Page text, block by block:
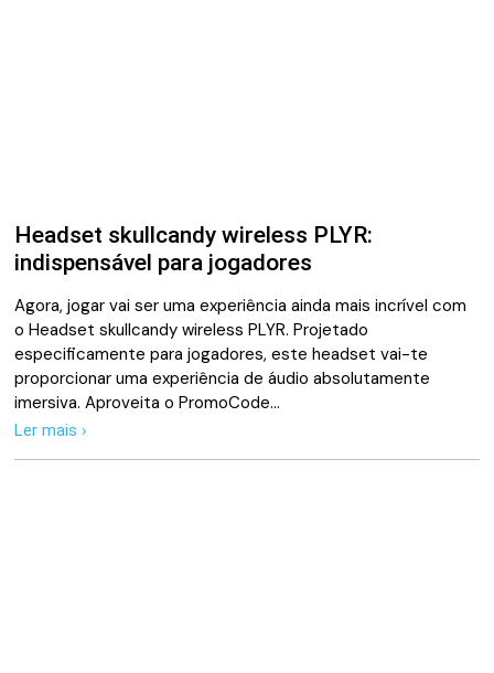
Headset skullcandy wireless PLYR:
indispensável para jogadores
Agora, jogar vai ser uma experiência ainda mais incrível com
o Headset skullcandy wireless PLYR. Projetado
especificamente para jogadores, este headset vai-te
proporcionar uma experiência de áudio absolutamente
imersiva. Aproveita o PromoCode…
Ler mais ›